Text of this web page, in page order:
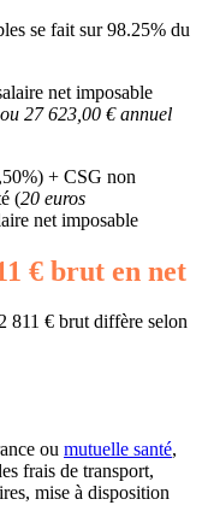
se fait sur 98.25% du
net imposable
ou 27 623,00 € annuel
+ CSG non
(20 euros
net imposable
€ brut en net
811 € brut diffère selon
ou mutuelle santé,
frais de transport,
mise à disposition